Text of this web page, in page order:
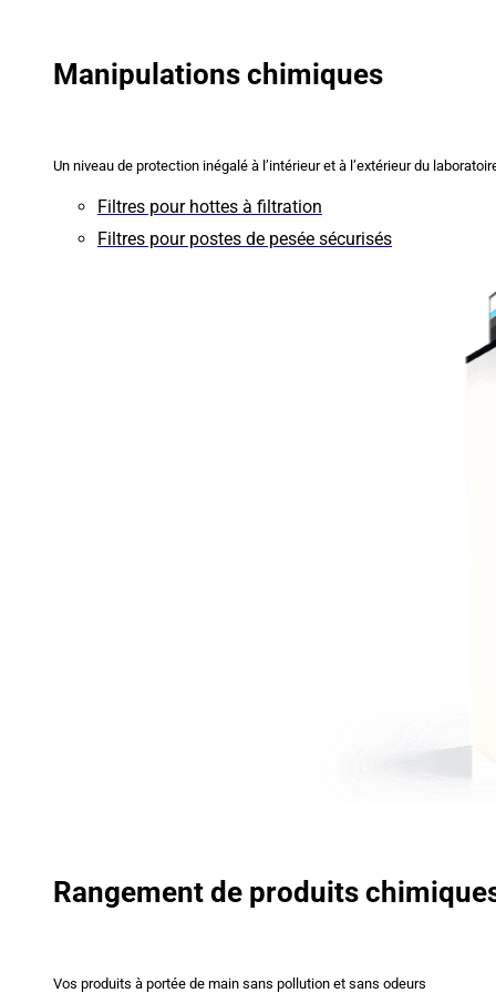
Manipulations chimiques
Un niveau de protection inégalé à l’intérieur et à l’extérieur du
Filtres pour hottes à filtration
Filtres pour postes de pesée sécurisés
Rangement de produits
Vos produits à portée de main sans pollution et sans odeurs